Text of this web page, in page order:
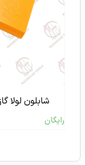
شابلون لولا
رایگان